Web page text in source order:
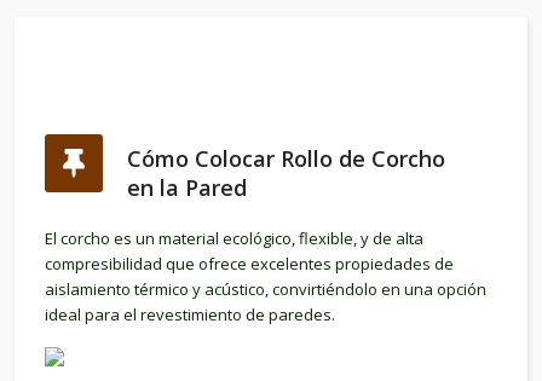
Cómo Colocar Rollo de Corcho
en la Pared
El corcho es un material ecológico, flexible, y de alta
compresibilidad que ofrece excelentes propiedades de
aislamiento térmico y acústico, convirtiéndolo en una opción
ideal para el revestimiento de paredes.